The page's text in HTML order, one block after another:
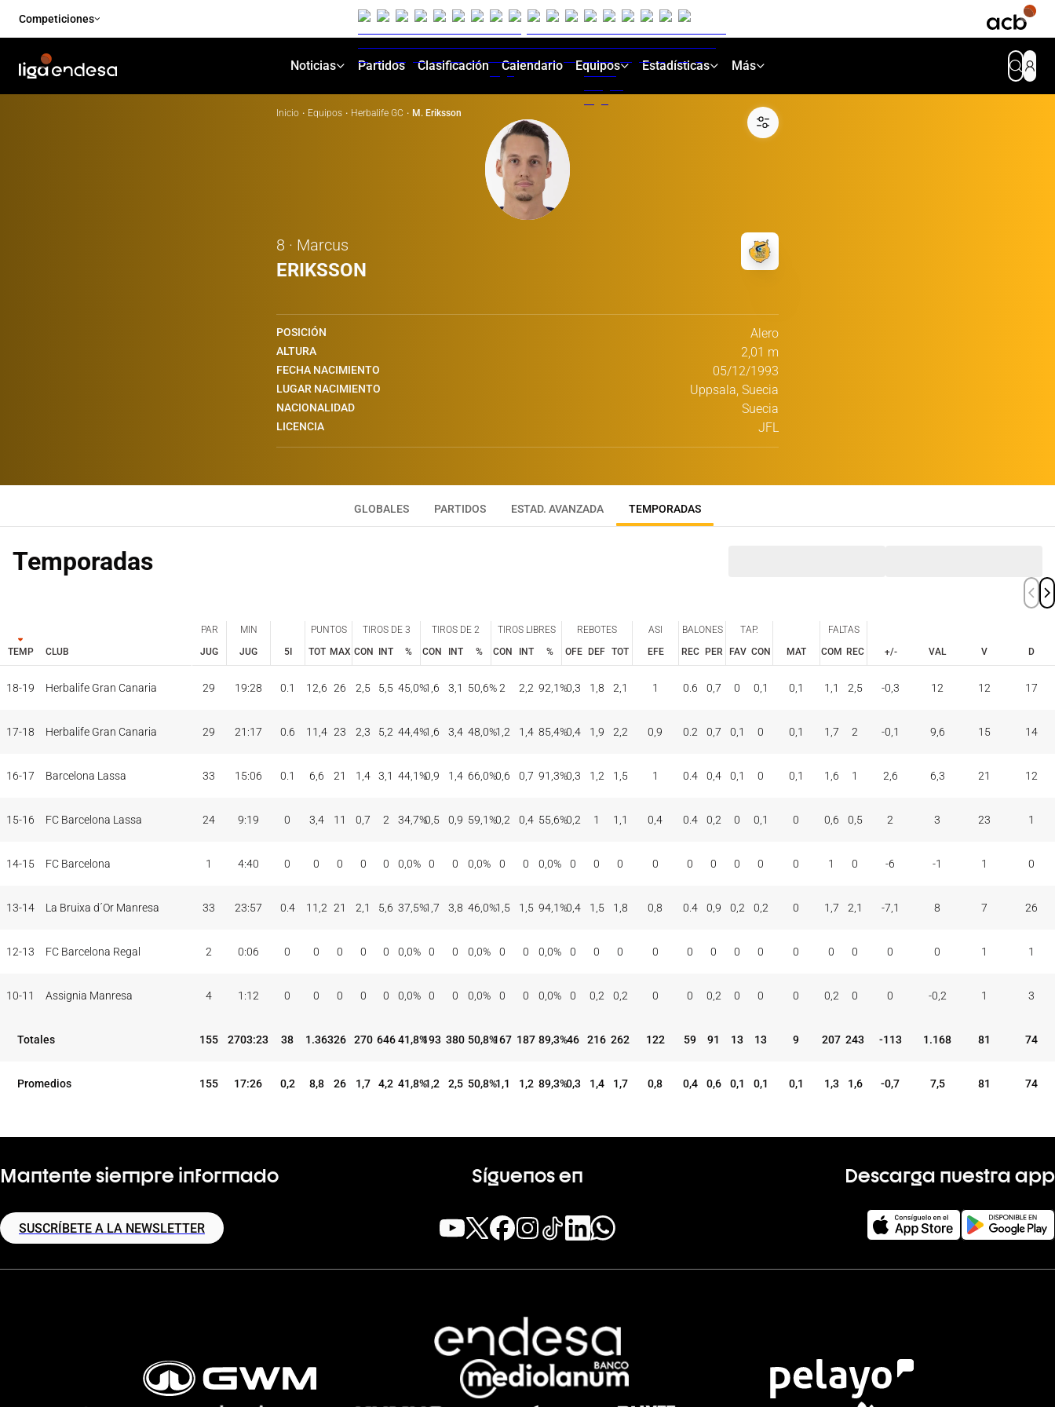
Competiciones
Noticias Partidos Clasificación Calendario Equipos Estadísticas Más
Inicio · Equipos · Herbalife GC · M. Eriksson
8 · Marcus
ERIKSSON
POSICIÓN Alero
ALTURA 2,01 m
FECHA NACIMIENTO 05/12/1993
LUGAR NACIMIENTO Uppsala, Suecia
NACIONALIDAD Suecia
LICENCIA JFL
GLOBALES PARTIDOS ESTAD. AVANZADA TEMPORADAS
Temporadas
TEMP CLUB
PAR
MIN
5I
PUNTOS TIROS DE 3 TIROS DE 2 TIROS LIBRES REBOTES ASI BALONES
TAP.
MAT
FALTAS
+/-
VAL V D
JUG JUG TOT MAX CON INT % CON INT % CON INT % OFE DEF TOT EFE REC PER FAV CON COM REC
MAT
+/-
18-19 Herbalife Gran Canaria 29 19:28 0.1 12,6 26 2,5 5,5 45,0%1,6 3,1 50,6%2 2,2 92,1%0,3 1,8 2,1 1 0.6 0,7 0 0,1 0,1 1,1 2,5 -0,3 12 12 17
17-18 Herbalife Gran Canaria 29 21:17 0.6 11,4 23 2,3 5,2 44,4%1,6 3,4 48,0%1,2 1,4 85,4%0,4 1,9 2,2 0,9 0.2 0,7 0,1 0 0,1 1,7 2 -0,1 9,6 15 14
16-17 Barcelona Lassa 33 15:06 0.1 6,6 21 1,4 3,1 44,1%0,9 1,4 66,0%0,6 0,7 91,3%0,3 1,2 1,5 1 0.4 0,4 0,1 0 0,1 1,6 1 2,6 6,3 21 12
15-16 FC Barcelona Lassa 24 9:19 0 3,4 11 0,7 2 34,7%0,5 0,9 59,1%0,2 0,4 55,6%0,2 1 1,1 0,4 0.4 0,2 0 0,1 0 0,6 0,5 2 3 23 1
14-15 FC Barcelona 1 4:40 0 0 0 0 0 0,0% 0 0 0,0% 0 0 0,0% 0 0 0 0 0 0 0 0 0 1 0 -6 -1 1 0
13-14 La Bruixa d´Or Manresa 33 23:57 0.4 11,2 21 2,1 5,6 37,5%1,7 3,8 46,0%1,5 1,5 94,1%0,4 1,5 1,8 0,8 0.4 0,9 0,2 0,2 0 1,7 2,1 -7,1 8 7 26
12-13 FC Barcelona Regal 2 0:06 0 0 0 0 0 0,0% 0 0 0,0% 0 0 0,0% 0 0 0 0 0 0 0 0 0 0 0 0 0 1 1
10-11 Assignia Manresa 4 1:12 0 0 0 0 0 0,0% 0 0 0,0% 0 0 0,0% 0 0,2 0,2 0 0 0,2 0 0 0 0,2 0 0 -0,2 1 3
Totales 155 2703:23 38 1.36326 270 646 41,8%193 380 50,8%167 187 89,3%46 216 262 122 59 91 13 13 9 207 243 -113 1.168 81 74
Promedios 155 17:26 0,2 8,8 26 1,7 4,2 41,8%1,2 2,5 50,8%1,1 1,2 89,3%0,3 1,4 1,7 0,8 0,4 0,6 0,1 0,1 0,1 1,3 1,6 -0,7 7,5 81 74
Mantente siempre informado
SUSCRÍBETE A LA NEWSLETTER
Síguenos en Descarga nuestra app